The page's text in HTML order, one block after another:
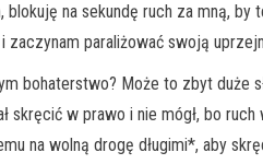
blokuję na sekundę ruch za mną,
zaczynam paraliżować swoją
bohaterstwo? Może to zbyt duże
skręcić w prawo i nie mógł, bo
na wolną drogę długimi*, aby